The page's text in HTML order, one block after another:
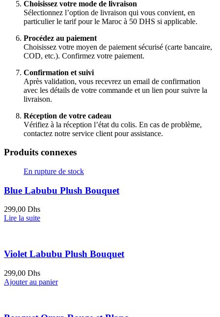
Choisissez votre mode de livraison
Sélectionnez l’option de livraison qui vous convient, en
particulier le tarif pour le Maroc à 50 DHS si applicable.
Procédez au paiement
Choisissez votre moyen de paiement sécurisé (carte bancaire,
COD, etc.). Confirmez votre paiement.
Confirmation et suivi
Après validation, vous recevrez un email de confirmation
avec les détails de votre commande et un lien pour suivre la
livraison.
Réception de votre cadeau
Vérifiez à la réception l’état du colis. En cas de problème,
contactez notre service client pour assistance.
Produits connexes
En rupture de stock
Blue Labubu Plush Bouquet
299,00 Dhs
Lire la suite
Violet Labubu Plush Bouquet
299,00 Dhs
Ajouter au panier